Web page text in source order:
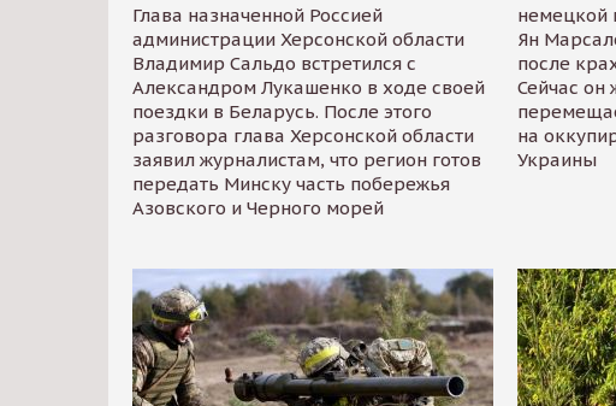
Глава назначенной Россией
администрации Херсонской области
Владимир Сальдо встретился с
Александром Лукашенко в ходе своей
поездки в Беларусь. После этого
разговора глава Херсонской области
заявил журналистам, что регион готов
передать Минску часть побережья
Азовского и Черного морей
немецкой
Ян
после
Сейчас он
на
Украины